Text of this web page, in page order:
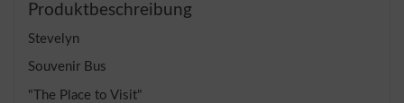
Produktbeschreibung
Stevelyn
Souvenir Bus
"The Place to Visit"